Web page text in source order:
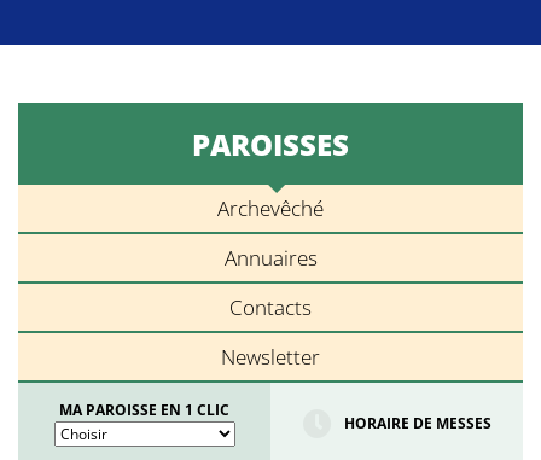
PAROISSES
Archevêché
Annuaires
Contacts
Newsletter
MA PAROISSE EN 1 CLIC
HORAIRE DE MESSES